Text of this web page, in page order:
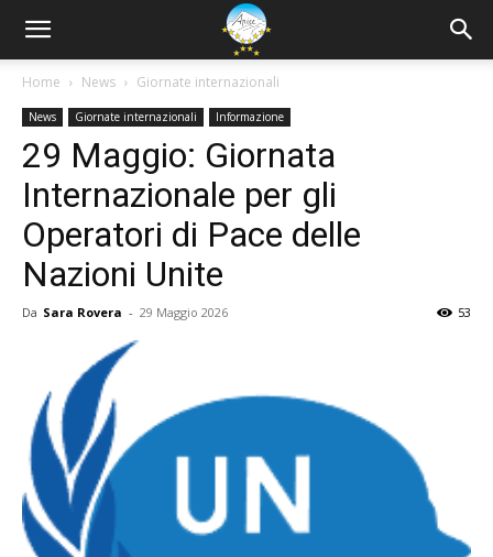
Home News Giornate internazionali
News Giornate internazionali Informazione
29 Maggio: Giornata
Internazionale per gli
Operatori di Pace delle
Nazioni Unite
Da Sara Rovera - 29 Maggio 2026 53